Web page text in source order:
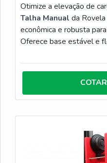
Otimize a elevação de
Talha Manual da
econômica e robusta
Oferece base estável e
fixa. Ideal para oficinas,
buscam eficiência e